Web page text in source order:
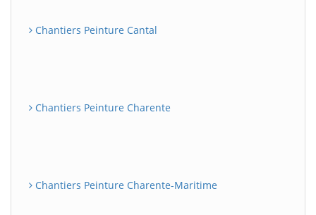
Chantiers Peinture Cantal
Chantiers Peinture Charente
Chantiers Peinture Charente-Maritime